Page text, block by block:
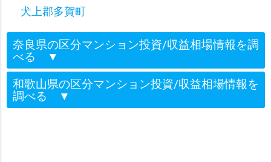
犬上郡多賀町
奈良県の区分マンション投資/収益相場情報を調
べる ▼
和歌山県の区分マンション投資/収益相場情報を
調べる ▼